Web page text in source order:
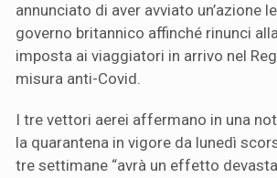
annunciato di aver avviato un’azione
governo britannico affinché rinunci
imposta ai viaggiatori in arrivo nel
misura anti-Covid.
I tre vettori aerei affermano in una
la quarantena in vigore da lunedì
tre settimane “avrà un effetto